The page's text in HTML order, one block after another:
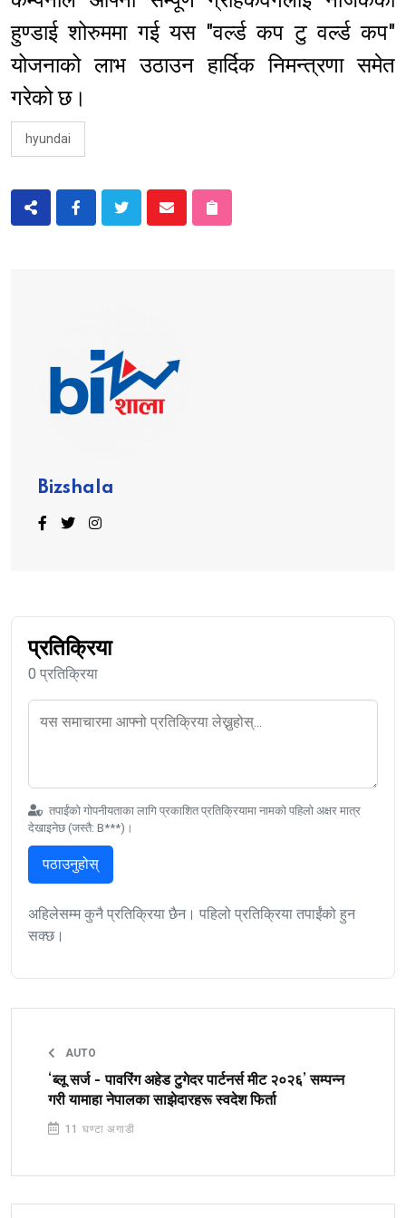
हुण्डाई शोरुममा गई यस "वर्ल्ड कप टु वर्ल्ड कप"
योजनाको लाभ उठाउन हार्दिक निमन्त्रणा समेत
गरेको छ।
hyundai
Bizshala
प्रतिक्रिया
0 प्रतिक्रिया
तपाईंको गोपनीयताका लागि प्रकाशित प्रतिक्रियामा नामको पहिलो अक्षर मात्र
देखाइनेछ (जस्तै: B***)।
पठाउनुहोस्
अहिलेसम्म कुनै प्रतिक्रिया छैन। पहिलो प्रतिक्रिया तपाईंको हुन
सक्छ।
AUTO
‘ब्लू सर्ज - पावरिंग अहेड टुगेदर पार्टनर्स मीट २०२६’ सम्पन्न
गरी यामाहा नेपालका साझेदारहरू स्वदेश फिर्ता
11 घण्टा अगाडी